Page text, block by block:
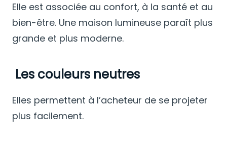
Elle est associée au confort, à la santé et au
bien-être. Une maison lumineuse paraît plus
grande et plus moderne.
Les couleurs neutres
Elles permettent à l’acheteur de se projeter
plus facilement.